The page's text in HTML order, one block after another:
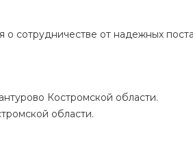
сотрудничестве от надежных
Костромской области.
области.